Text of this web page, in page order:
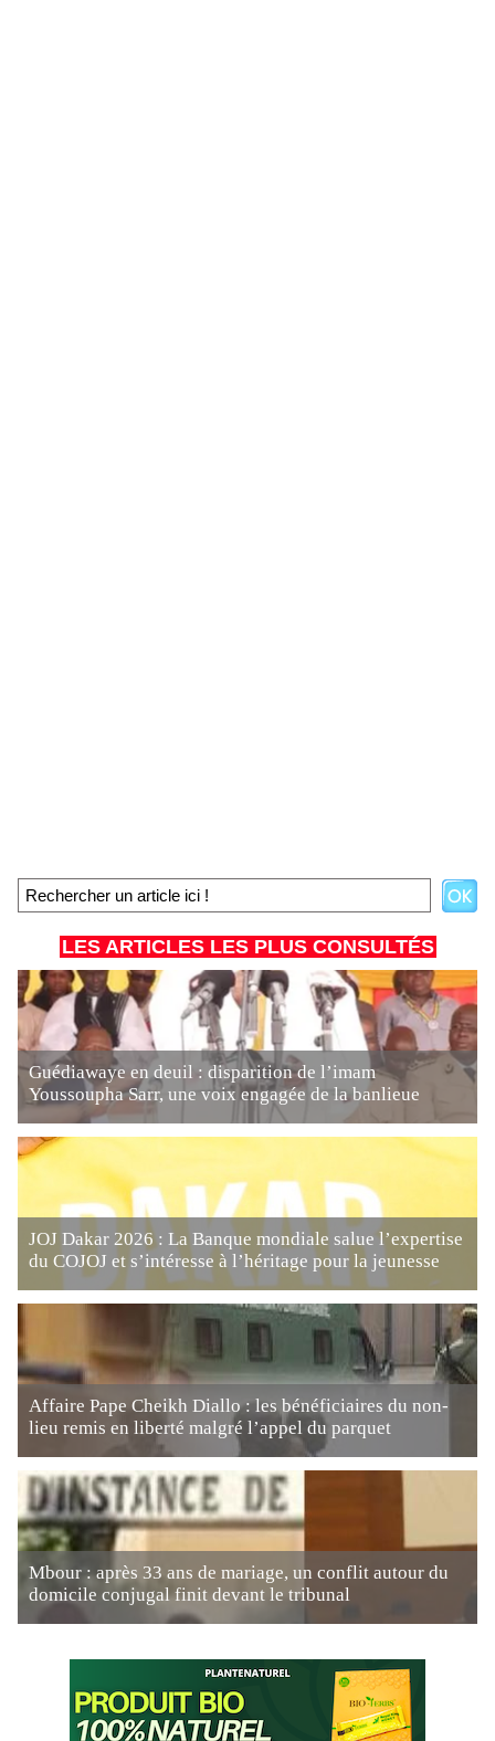
LES ARTICLES LES PLUS CONSULTÉS
Guédiawaye en deuil : disparition de l’imam
Youssoupha Sarr, une voix engagée de la banlieue
JOJ Dakar 2026 : La Banque mondiale salue l’expertise
du COJOJ et s’intéresse à l’héritage pour la jeunesse
Affaire Pape Cheikh Diallo : les bénéficiaires du non-
lieu remis en liberté malgré l’appel du parquet
Mbour : après 33 ans de mariage, un conflit autour du
domicile conjugal finit devant le tribunal